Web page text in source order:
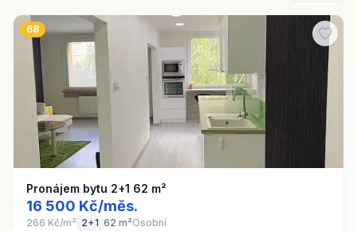
68
Pronájem bytu 2+1 62 m²
16 500 Kč/měs.
266 Kč/m² 2+1 62 m²Osobní